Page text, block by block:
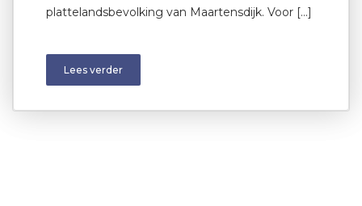
plattelandsbevolking van Maartensdijk. Voor […]
Lees verder